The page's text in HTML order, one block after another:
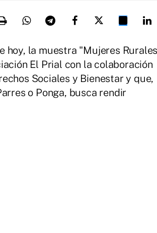
hoy, la muestra "Mujeres
El Prial con la colaboración
Sociales y Bienestar y que,
o Ponga, busca rendir